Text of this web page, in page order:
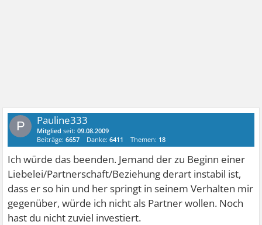
P Pauline333
Mitglied seit:09.08.2009
Beiträge:6657 Danke:6411 Themen: 18
Ich würde das beenden. Jemand der zu Beginn einer
Liebelei/Partnerschaft/Beziehung derart instabil ist,
dass er so hin und her springt in seinem Verhalten mir
gegenüber, würde ich nicht als Partner wollen. Noch
hast du nicht zuviel investiert.